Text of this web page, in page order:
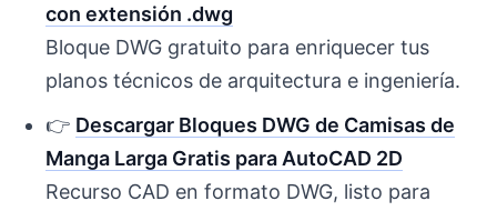
con extensión .dwg
Bloque DWG gratuito para enriquecer tus
planos técnicos de arquitectura e ingeniería.
👉 Descargar Bloques DWG de Camisas de
Manga Larga Gratis para AutoCAD 2D
Recurso CAD en formato DWG, listo para